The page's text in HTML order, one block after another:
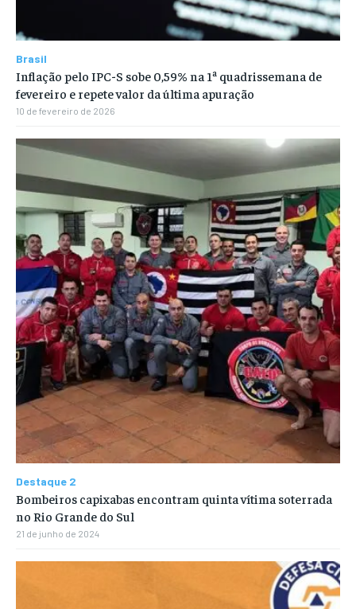
Brasil
Inflação pelo IPC-S sobe 0,59% na 1ª quadrissemana de
fevereiro e repete valor da última apuração
10 de fevereiro de 2026
Destaque 2
Bombeiros capixabas encontram quinta vítima soterrada
no Rio Grande do Sul
21 de junho de 2024